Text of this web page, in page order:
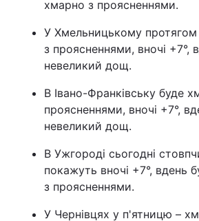
Архів
Послуги
хмарно з проясненнями.
У Хмельницькому
з проясненнями, вночі +7°,
невеликий дощ.
В Івано-Франківську буде
проясненнями, вночі +7°,
невеликий дощ.
В Ужгороді сьогодні
покажуть вночі +7°, вдень
з проясненнями.
У Чернівцях у п'ятницю –